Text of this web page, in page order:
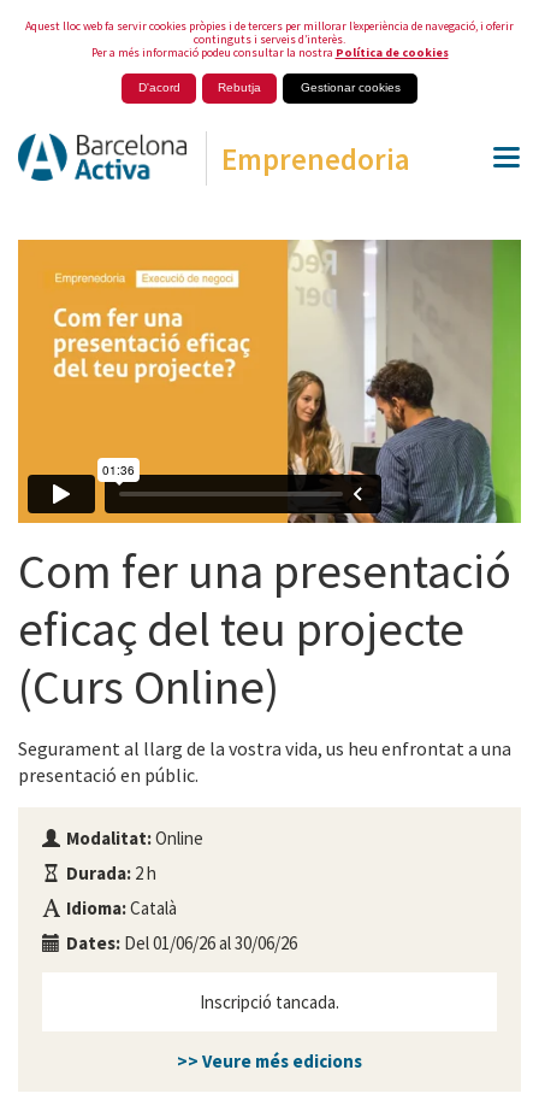
Aquest lloc web fa servir cookies pròpies i de tercers per millorar l’experiència de navegació, i oferir
continguts i serveis d’interès.
Per a més informació podeu consultar la nostra Política de cookies
D'acord Rebutja Gestionar cookies
Emprenedoria
Com fer una presentació
eficaç del teu projecte
(Curs Online)
Segurament al llarg de la vostra vida, us heu enfrontat a una
presentació en públic.
Modalitat:Online
Durada: 2 h
Idioma:Català
Dates: Del 01/06/26 al 30/06/26
Inscripció tancada.
>> Veure més edicions